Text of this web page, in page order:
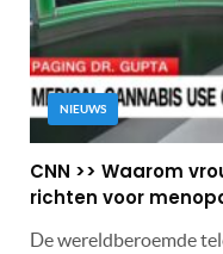
NIEUWS
CNN >> Waarom
richten voor
De wereldberoemde